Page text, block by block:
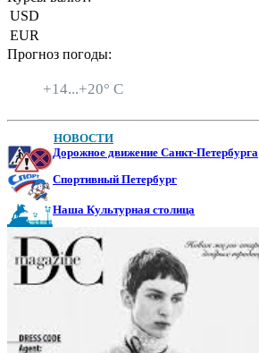
USD
EUR
Прогноз погоды:
+14...+20° C
НОВОСТИ
Дорожное движение Санкт-Петербурга
Спортивный Петербург
Наша Культурная столица